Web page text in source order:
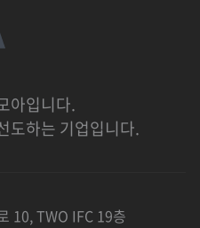
아입니다.
도하는 기업입니다.
10, TWO IFC 19층